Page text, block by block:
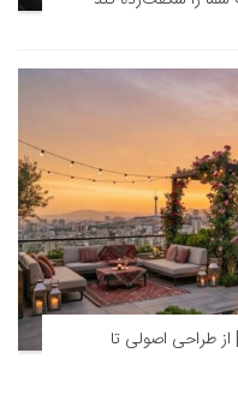
| از طراحی اصولی تا